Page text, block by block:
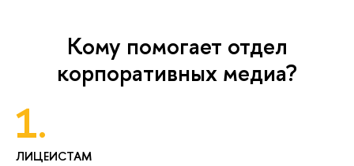
Кому помогает отдел
корпоративных медиа?
1.
ЛИЦЕИСТАМ